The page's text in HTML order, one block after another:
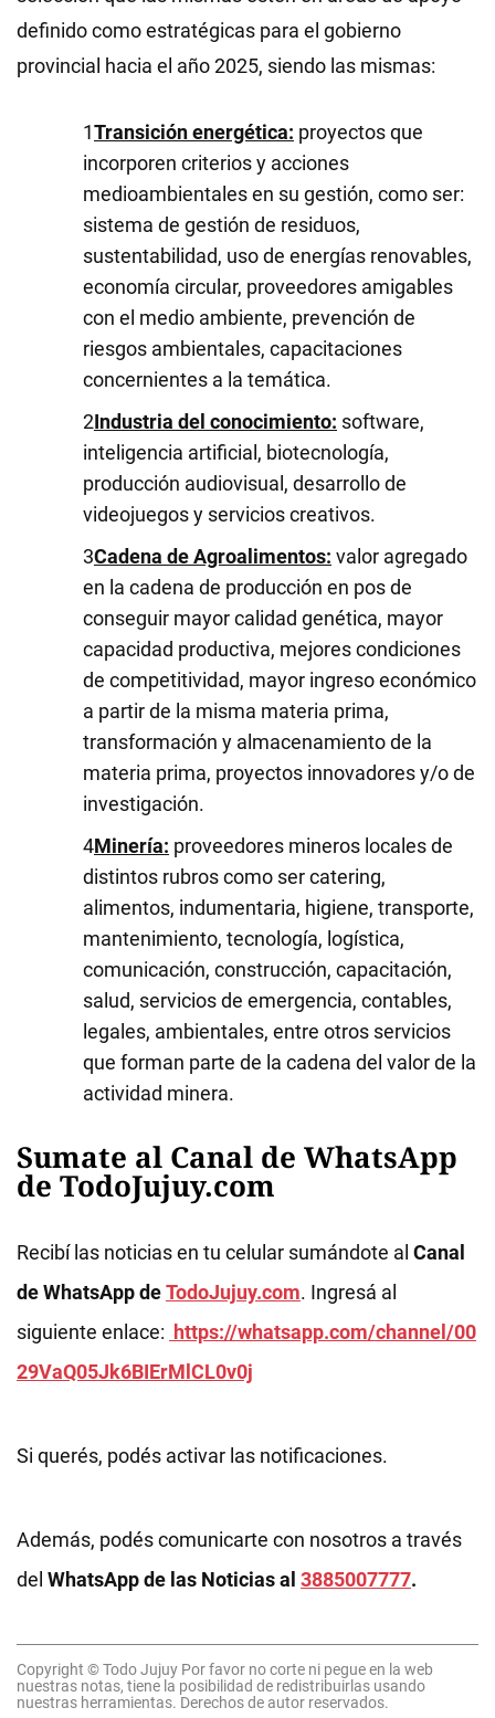
definido como estratégicas para el gobierno
provincial hacia el año 2025, siendo las mismas:
Transición energética: proyectos que
incorporen criterios y acciones
medioambientales en su gestión, como ser:
sistema de gestión de residuos,
sustentabilidad, uso de energías renovables,
economía circular, proveedores amigables
con el medio ambiente, prevención de
riesgos ambientales, capacitaciones
concernientes a la temática.
Industria del conocimiento: software,
inteligencia artificial, biotecnología,
producción audiovisual, desarrollo de
videojuegos y servicios creativos.
Cadena de Agroalimentos: valor agregado
en la cadena de producción en pos de
conseguir mayor calidad genética, mayor
capacidad productiva, mejores condiciones
de competitividad, mayor ingreso económico
a partir de la misma materia prima,
transformación y almacenamiento de la
materia prima, proyectos innovadores y/o de
investigación.
Minería: proveedores mineros locales de
distintos rubros como ser catering,
alimentos, indumentaria, higiene, transporte,
mantenimiento, tecnología, logística,
comunicación, construcción, capacitación,
salud, servicios de emergencia, contables,
legales, ambientales, entre otros servicios
que forman parte de la cadena del valor de la
actividad minera.
Sumate al Canal de WhatsApp
de TodoJujuy.com
Recibí las noticias en tu celular sumándote al Canal
de WhatsApp deTodoJujuy.com. Ingresá al
siguiente enlace: https://whatsapp.com/channel/00
29VaQ05Jk6BIErMlCL0v0j
Si querés, podés activar las notificaciones.
Además, podés comunicarte con nosotros a través
del WhatsApp de las Noticias al 3885007777.
Copyright © Todo Jujuy Por favor no corte ni pegue en la web
nuestras notas, tiene la posibilidad de redistribuirlas usando
nuestras herramientas. Derechos de autor reservados.